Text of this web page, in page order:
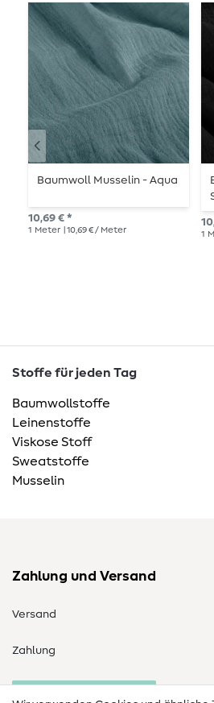
Baumwoll Musselin - Aqua
10,69 € *
1 Meter | 10,69 € / Meter 1
Stoffe für jeden Tag
Baumwollstoffe
Leinenstoffe
Viskose Stoff
Sweatstoffe
Musselin
Zahlung und Versand
Versand
Zahlung